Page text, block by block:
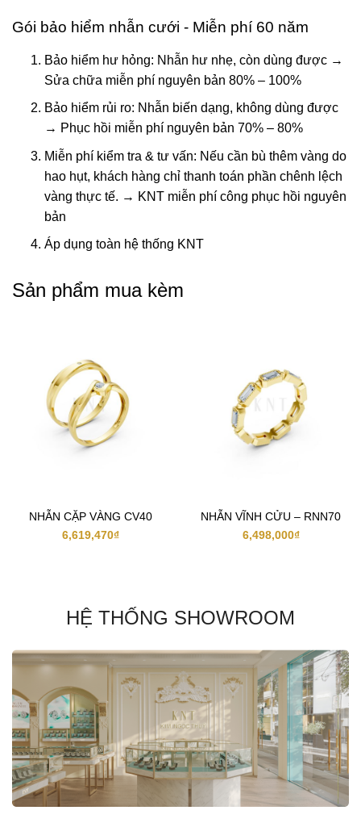
Gói bảo hiểm nhẫn cưới - Miễn phí 60 năm
Bảo hiểm hư hỏng: Nhẫn hư nhẹ, còn dùng được →
Sửa chữa miễn phí nguyên bản 80% – 100%
Bảo hiểm rủi ro: Nhẫn biến dạng, không dùng được
→ Phục hồi miễn phí nguyên bản 70% – 80%
Miễn phí kiểm tra & tư vấn: Nếu cần bù thêm vàng do
hao hụt, khách hàng chỉ thanh toán phần chênh lệch
vàng thực tế. → KNT miễn phí công phục hồi nguyên
bản
Áp dụng toàn hệ thống KNT
Sản phẩm mua kèm
NHẪN CẶP VÀNG CV40
6,619,470₫
NHẪN VĨNH CỬU – RNN70
6,498,000₫
HỆ THỐNG SHOWROOM